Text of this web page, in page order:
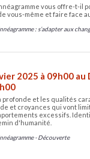
vous offre-t-il
vous-même et faire face
: s’adapter aux
2025 à 09h00 au
profonde et les qualités
et croyances qui vont
excessifs.
d'humanité.
- Découverte